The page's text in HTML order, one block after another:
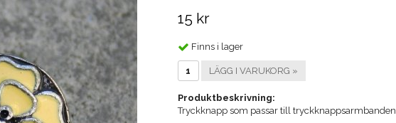
15 kr
Finns i lager
LÄGG I VARUKORG »
Produktbeskrivning:
Tryckknapp som passar till tryckknappsarmbanden.